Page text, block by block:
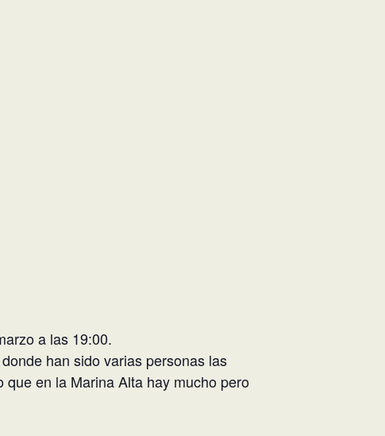
a las 19:00.
han sido varias personas las
en la Marina Alta hay mucho pero